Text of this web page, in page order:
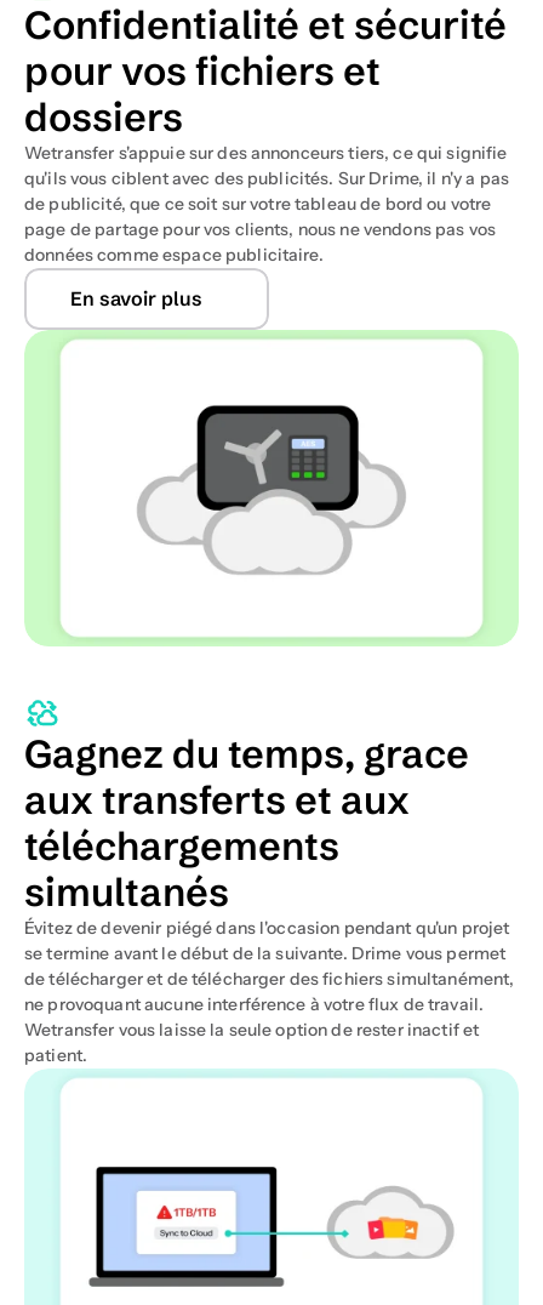
Confidentialité et sécurité
pour vos fichiers et
dossiers
Wetransfer s'appuie sur des annonceurs tiers, ce qui signifie
qu'ils vous ciblent avec des publicités. Sur Drime, il n'y a pas
de publicité, que ce soit sur votre tableau de bord ou votre
page de partage pour vos clients, nous ne vendons pas vos
données comme espace publicitaire.
En savoir plus
Gagnez du temps, grace
aux transferts et aux
téléchargements
simultanés
Évitez de devenir piégé dans l'occasion pendant qu'un projet
se termine avant le début de la suivante. Drime vous permet
de télécharger et de télécharger des fichiers simultanément,
ne provoquant aucune interférence à votre flux de travail.
Wetransfer vous laisse la seule option de rester inactif et
patient.